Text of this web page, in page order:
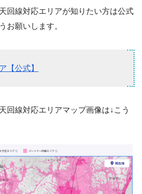
回線対応エリアが知りたい方は公式
お願いします。
【公式】
回線対応エリアマップ画像は↓こう